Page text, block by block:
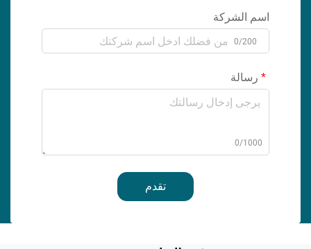
اسم الشركة
0/200
رسالة
0/1000
تقدم